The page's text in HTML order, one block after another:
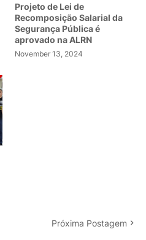
Projeto de Lei de
Recomposição Salarial da
Segurança Pública é
aprovado na ALRN
November 13, 2024
Próxima Postagem